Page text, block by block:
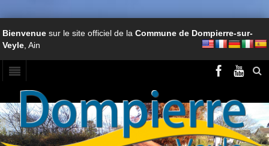
Bienvenuesur le site officiel de laCommune de Dompierre-sur-
Veyle , Ain